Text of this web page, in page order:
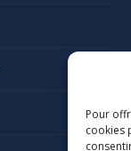
Pour
cookies